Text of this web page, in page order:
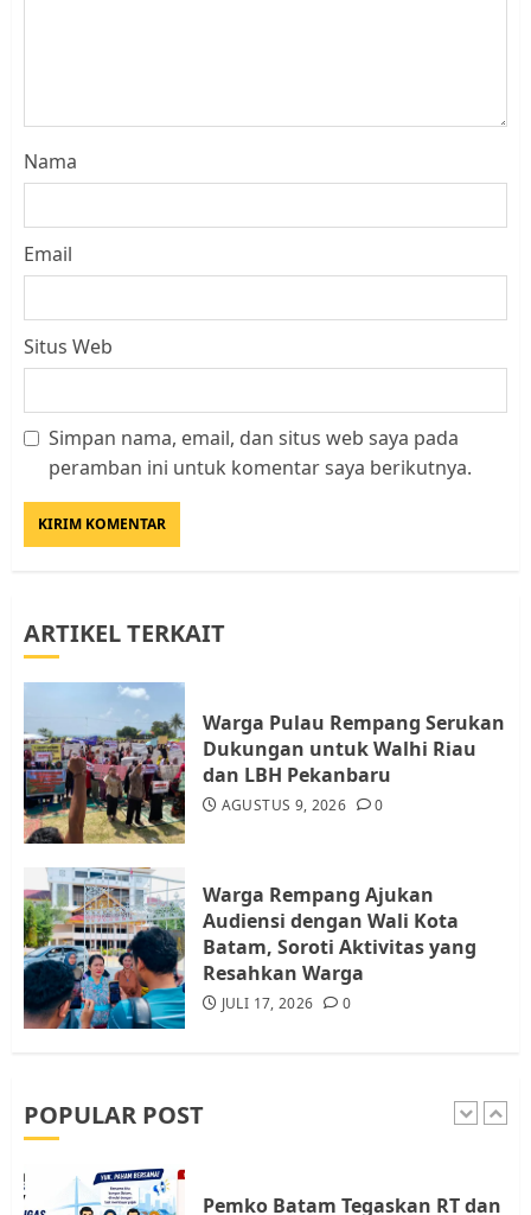
Nama
Email
Situs Web
Simpan nama, email, dan situs web saya pada
peramban ini untuk komentar saya berikutnya.
ARTIKEL TERKAIT
Warga Pulau Rempang Serukan
Dukungan untuk Walhi Riau
dan LBH Pekanbaru
AGUSTUS 9, 2026 0
Warga Rempang Ajukan
Audiensi dengan Wali Kota
Batam, Soroti Aktivitas yang
Resahkan Warga
JULI 17, 2026 0
POPULAR POST
Kader Pajak jadi Penghubung
4
Datangi Pemko Batam, Warga
JULI 21, 2026 0
5
Resahkan Warga
JULI 17, 2026 0
1
Warga Pulau Rempang Serukan
Pemko Batam Tegaskan RT dan